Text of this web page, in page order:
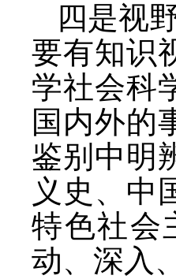
四是视
要有知识
学社会科
国内外的
鉴别中明
义史、中
特色社会
动、深入